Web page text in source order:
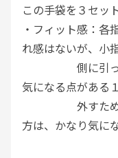
この手袋を３セッ
・フィット感：各
れ感はないが、小
側に引っ張ら
気になる点がある
外すため、そ
方は、かなり気に
見た目：見た目